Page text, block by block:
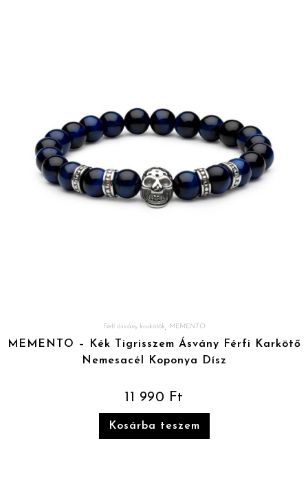
Férfi ásvány karkötők MEMENTO
MEMENTO – Kék Tigrisszem Ásvány Férfi Karkötő
Nemesacél Koponya Dísz
11 990 Ft
Kosárba teszem